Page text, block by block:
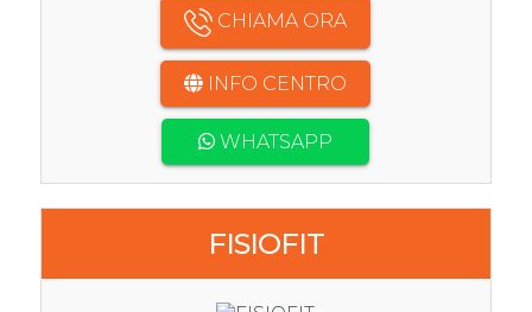
CHIAMA ORA
INFO CENTRO
WHATSAPP
FISIOFIT